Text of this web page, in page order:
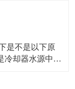
，再返回至循
温机
是不是以下原
冷却器水源中的